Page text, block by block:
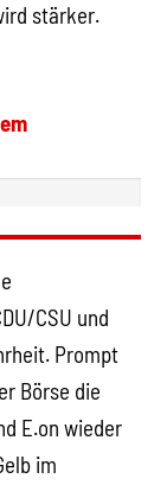
stärker.
CSU und
Prompt
Börse die
E.on wieder
im